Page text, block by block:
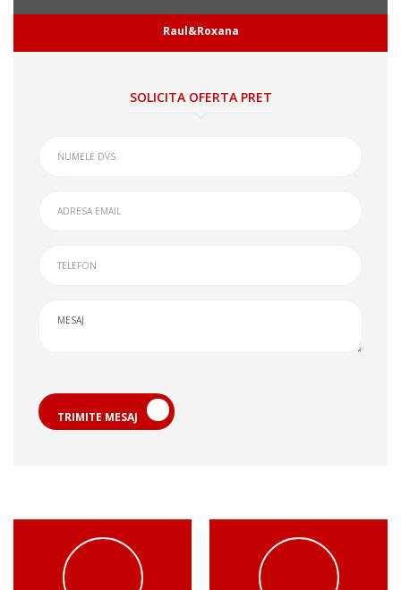
Raul&Roxana
SOLICITA OFERTA PRET
TRIMITE MESAJ